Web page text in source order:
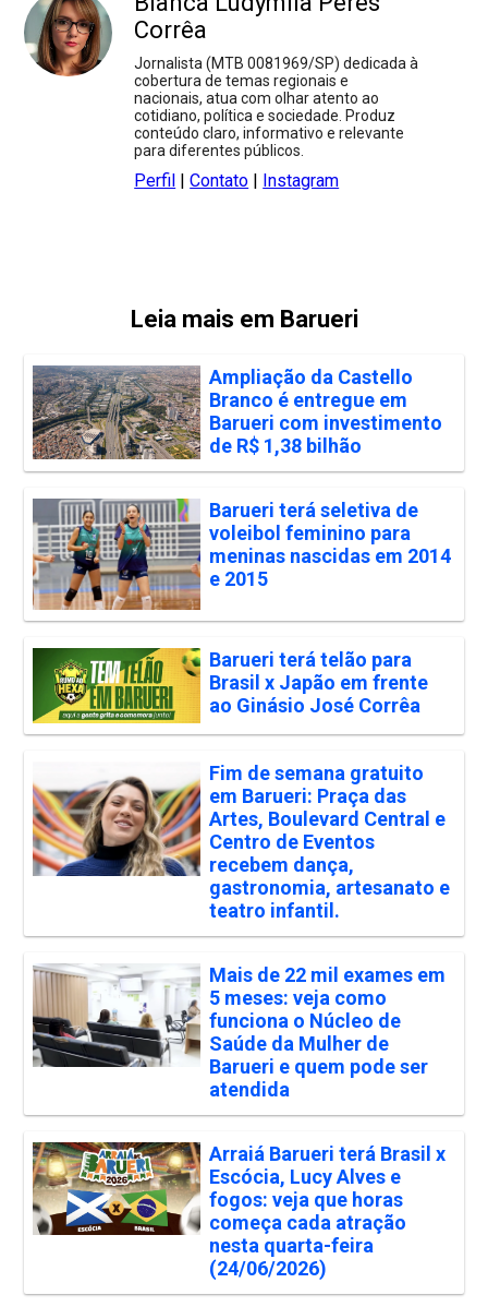
Corrêa
Jornalista (MTB 0081969/SP) dedicada à
cobertura de temas regionais e
nacionais, atua com olhar atento ao
cotidiano, política e sociedade. Produz
conteúdo claro, informativo e relevante
para diferentes públicos.
Perfil |Contato | Instagram
Leia mais em Barueri
Ampliação da Castello
Branco é entregue em
Barueri com investimento
de R$ 1,38 bilhão
Barueri terá seletiva de
voleibol feminino para
meninas nascidas em 2014
e 2015
Barueri terá telão para
Brasil x Japão em frente
ao Ginásio José Corrêa
Fim de semana gratuito
em Barueri: Praça das
Artes, Boulevard Central e
Centro de Eventos
recebem dança,
gastronomia, artesanato e
teatro infantil.
Mais de 22 mil exames em
5 meses: veja como
funciona o Núcleo de
Saúde da Mulher de
Barueri e quem pode ser
atendida
Arraiá Barueri terá Brasil x
Escócia, Lucy Alves e
fogos: veja que horas
começa cada atração
nesta quarta-feira
(24/06/2026)